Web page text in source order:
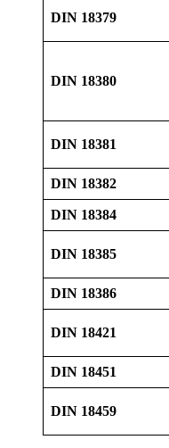
DIN 18379
DIN 18380
DIN 18381
DIN 18382
DIN 18384
DIN 18385
DIN 18386
DIN 18421
DIN 18451
DIN 18459